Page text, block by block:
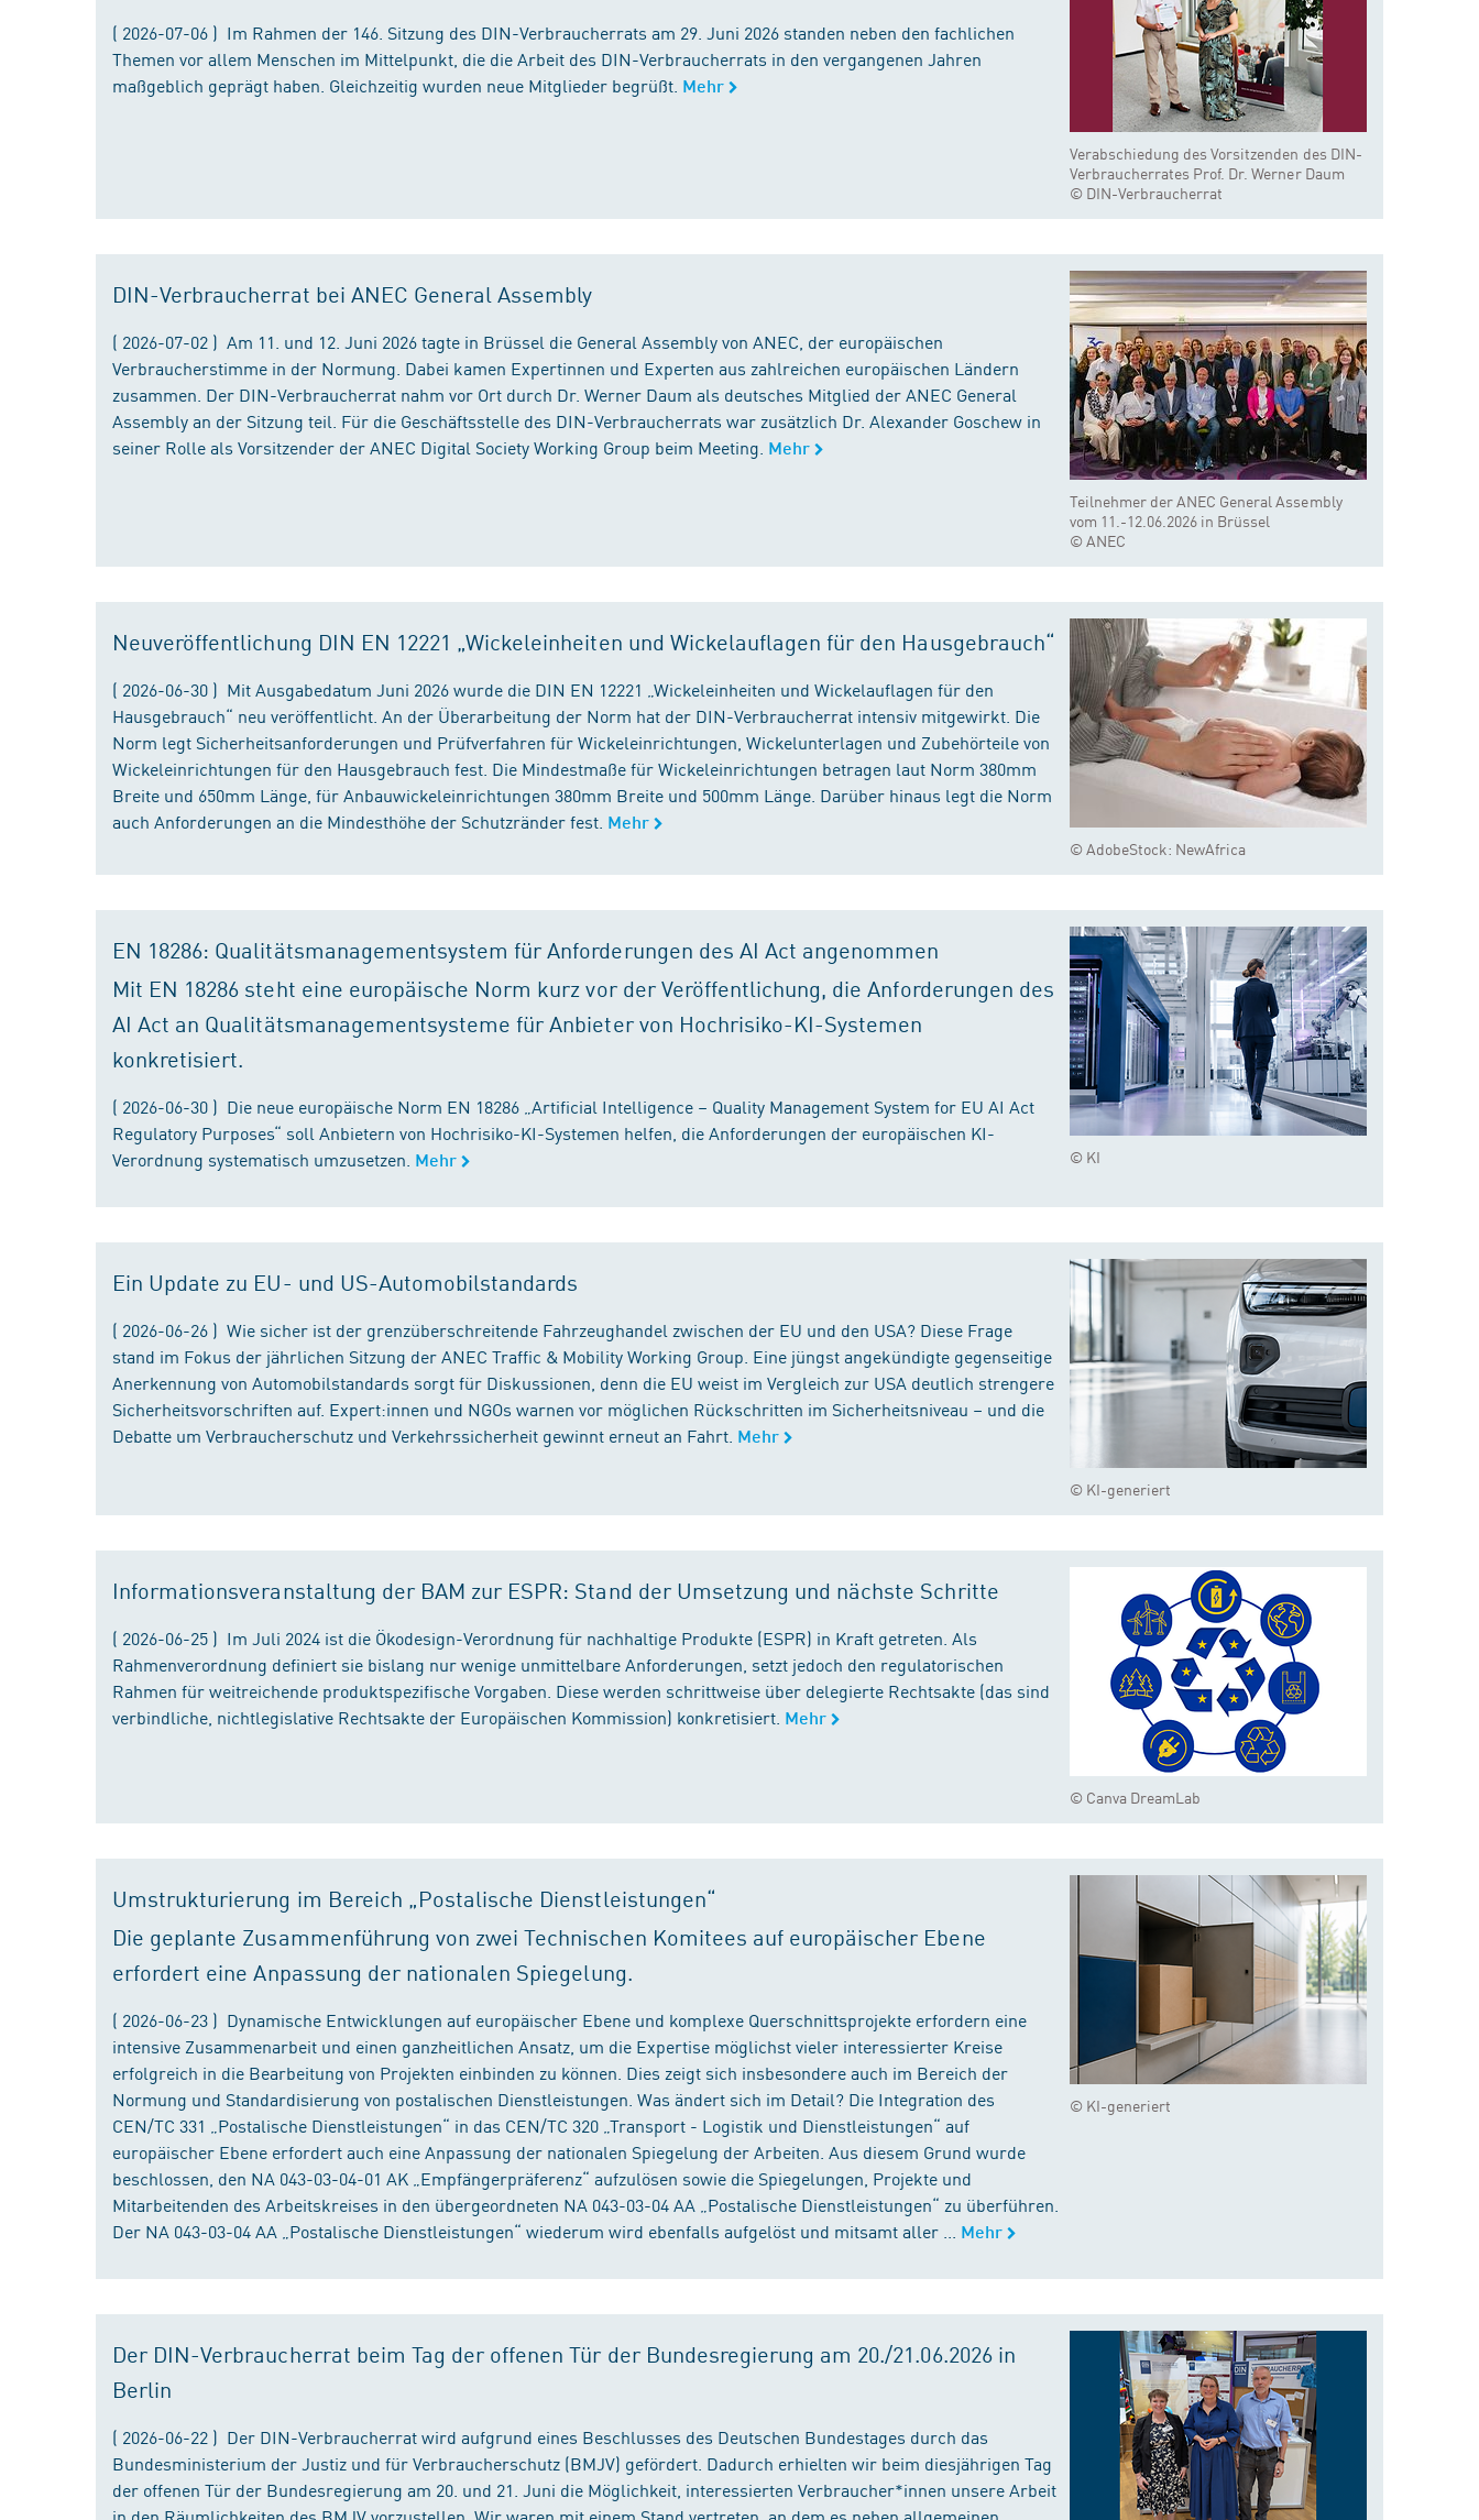
Verabschiedung des Vorsitzenden des DIN-
Verbraucherrates Prof. Dr. Werner Daum
© DIN-Verbraucherrat
( 2026-07-06 ) Im Rahmen der 146. Sitzung des DIN-Verbraucherrats am 29. Juni 2026 standen neben den fachlichen
Themen vor allem Menschen im Mittelpunkt, die die Arbeit des DIN-Verbraucherrats in den vergangenen Jahren
maßgeblich geprägt haben. Gleichzeitig wurden neue Mitglieder begrüßt. Mehr
Teilnehmer der ANEC General Assembly
vom 11.-12.06.2026 in Brüssel
© ANEC
DIN-Verbraucherrat bei ANEC General Assembly
( 2026-07-02 ) Am 11. und 12. Juni 2026 tagte in Brüssel die General Assembly von ANEC, der europäischen
Verbraucherstimme in der Normung. Dabei kamen Expertinnen und Experten aus zahlreichen europäischen Ländern
zusammen. Der DIN-Verbraucherrat nahm vor Ort durch Dr. Werner Daum als deutsches Mitglied der ANEC General
Assembly an der Sitzung teil. Für die Geschäftsstelle des DIN-Verbraucherrats war zusätzlich Dr. Alexander Goschew in
seiner Rolle als Vorsitzender der ANEC Digital Society Working Group beim Meeting. Mehr
© AdobeStock: NewAfrica
Neuveröffentlichung DIN EN 12221 „Wickeleinheiten und Wickelauflagen für den Hausgebrauch“
( 2026-06-30 ) Mit Ausgabedatum Juni 2026 wurde die DIN EN 12221 „Wickeleinheiten und Wickelauflagen für den
Hausgebrauch“ neu veröffentlicht. An der Überarbeitung der Norm hat der DIN-Verbraucherrat intensiv mitgewirkt. Die
Norm legt Sicherheitsanforderungen und Prüfverfahren für Wickeleinrichtungen, Wickelunterlagen und Zubehörteile von
Wickeleinrichtungen für den Hausgebrauch fest. Die Mindestmaße für Wickeleinrichtungen betragen laut Norm 380mm
Breite und 650mm Länge, für Anbauwickeleinrichtungen 380mm Breite und 500mm Länge. Darüber hinaus legt die Norm
auch Anforderungen an die Mindesthöhe der Schutzränder fest. Mehr
© KI
EN 18286: Qualitätsmanagementsystem für Anforderungen des AI Act angenommen
Mit EN 18286 steht eine europäische Norm kurz vor der Veröffentlichung, die Anforderungen des
AI Act an Qualitätsmanagementsysteme für Anbieter von Hochrisiko-KI-Systemen
konkretisiert.
( 2026-06-30 ) Die neue europäische Norm EN 18286 „Artificial Intelligence – Quality Management System for EU AI Act
Regulatory Purposes“ soll Anbietern von Hochrisiko-KI-Systemen helfen, die Anforderungen der europäischen KI-
Verordnung systematisch umzusetzen. Mehr
© KI-generiert
Ein Update zu EU- und US-Automobilstandards
( 2026-06-26 ) Wie sicher ist der grenzüberschreitende Fahrzeughandel zwischen der EU und den USA? Diese Frage
stand im Fokus der jährlichen Sitzung der ANEC Traffic & Mobility Working Group. Eine jüngst angekündigte gegenseitige
Anerkennung von Automobilstandards sorgt für Diskussionen, denn die EU weist im Vergleich zur USA deutlich strengere
Sicherheitsvorschriften auf. Expert:innen und NGOs warnen vor möglichen Rückschritten im Sicherheitsniveau – und die
Debatte um Verbraucherschutz und Verkehrssicherheit gewinnt erneut an Fahrt. Mehr
© Canva DreamLab
Informationsveranstaltung der BAM zur ESPR: Stand der Umsetzung und nächste Schritte
( 2026-06-25 ) Im Juli 2024 ist die Ökodesign-Verordnung für nachhaltige Produkte (ESPR) in Kraft getreten. Als
Rahmenverordnung definiert sie bislang nur wenige unmittelbare Anforderungen, setzt jedoch den regulatorischen
Rahmen für weitreichende produktspezifische Vorgaben. Diese werden schrittweise über delegierte Rechtsakte (das sind
verbindliche, nichtlegislative Rechtsakte der Europäischen Kommission) konkretisiert. Mehr
© KI-generiert
Umstrukturierung im Bereich „Postalische Dienstleistungen“
Die geplante Zusammenführung von zwei Technischen Komitees auf europäischer Ebene
erfordert eine Anpassung der nationalen Spiegelung.
( 2026-06-23 ) Dynamische Entwicklungen auf europäischer Ebene und komplexe Querschnittsprojekte erfordern eine
intensive Zusammenarbeit und einen ganzheitlichen Ansatz, um die Expertise möglichst vieler interessierter Kreise
erfolgreich in die Bearbeitung von Projekten einbinden zu können. Dies zeigt sich insbesondere auch im Bereich der
Normung und Standardisierung von postalischen Dienstleistungen. Was ändert sich im Detail? Die Integration des
CEN/TC 331 „Postalische Dienstleistungen“ in das CEN/TC 320 „Transport - Logistik und Dienstleistungen“ auf
europäischer Ebene erfordert auch eine Anpassung der nationalen Spiegelung der Arbeiten. Aus diesem Grund wurde
beschlossen, den NA 043-03-04-01 AK „Empfängerpräferenz“ aufzulösen sowie die Spiegelungen, Projekte und
Mitarbeitenden des Arbeitskreises in den übergeordneten NA 043-03-04 AA „Postalische Dienstleistungen“ zu überführen.
Der NA 043-03-04 AA „Postalische Dienstleistungen“ wiederum wird ebenfalls aufgelöst und mitsamt aller ...
Mehr
Der DIN-Verbraucherrat beim Tag der offenen Tür der Bundesregierung am 20./21.06.2026 in
Berlin
( 2026-06-22 ) Der DIN-Verbraucherrat wird aufgrund eines Beschlusses des Deutschen Bundestages durch das
Bundesministerium der Justiz und für Verbraucherschutz (BMJV) gefördert. Dadurch erhielten wir beim diesjährigen Tag
der offenen Tür der Bundesregierung am 20. und 21. Juni die Möglichkeit, interessierten Verbraucher*innen unsere Arbeit